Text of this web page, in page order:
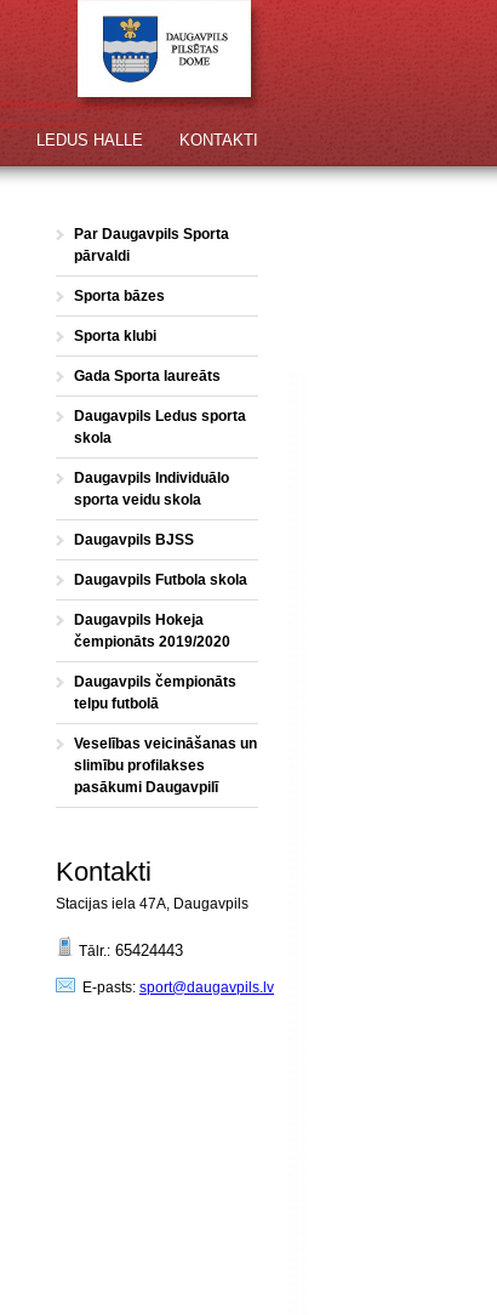
KONTAKTI
LEDUS HALLE
Par Daugavpils Sporta
pārvaldi
Sporta bāzes
Sporta klubi
Gada Sporta laureāts
Daugavpils Ledus sporta
skola
Daugavpils Individuālo
sporta veidu skola
Daugavpils BJSS
Daugavpils Futbola skola
Daugavpils Hokeja
čempionāts 2019/2020
Daugavpils čempionāts
telpu futbolā
Veselības veicināšanas un
slimību profilakses
pasākumi Daugavpilī
Kontakti
Stacijas iela 47A, Daugavpils
Tālr.: 65424443
E-pasts: sport@daugavpils.lv